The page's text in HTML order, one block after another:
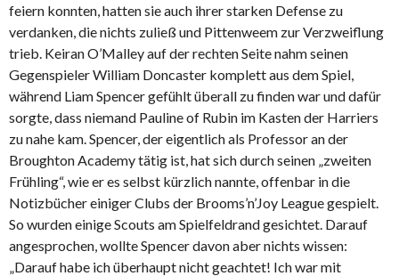
feiern konnten, hatten sie auch ihrer starken Defense zu
verdanken, die nichts zuließ und Pittenweem zur Verzweiflung
trieb. Keiran O’Malley auf der rechten Seite nahm seinen
Gegenspieler William Doncaster komplett aus dem Spiel,
während Liam Spencer gefühlt überall zu finden war und dafür
sorgte, dass niemand Pauline of Rubin im Kasten der Harriers
zu nahe kam. Spencer, der eigentlich als Professor an der
Broughton Academy tätig ist, hat sich durch seinen „zweiten
Frühling“, wie er es selbst kürzlich nannte, offenbar in die
Notizbücher einiger Clubs der Brooms’n’Joy League gespielt.
So wurden einige Scouts am Spielfeldrand gesichtet. Darauf
angesprochen, wollte Spencer davon aber nichts wissen:
„Darauf habe ich überhaupt nicht geachtet! Ich war mit